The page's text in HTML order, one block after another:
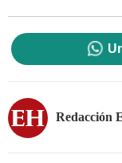
Redacción